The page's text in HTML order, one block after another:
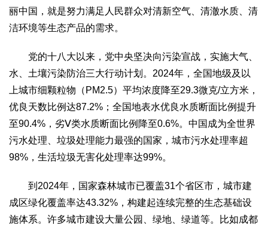
丽中国，就是努力满足人民群众对清新空气、清澈水质、清
洁环境等生态产品的需求。
党的十八大以来，党中央坚决向污染宣战，实施大气、
水、土壤污染防治三大行动计划。2024年，全国地级及以
上城市细颗粒物（PM2.5）平均浓度降至29.3微克/立方米，
优良天数比例达87.2%；全国地表水优良水质断面比例提升
至90.4%，劣Ⅴ类水质断面比例降至0.6%。中国成为全世界
污水处理、垃圾处理能力最强的国家，城市污水处理率超
98%，生活垃圾无害化处理率达99%。
到2024年，国家森林城市已覆盖31个省区市，城市建
成区绿化覆盖率达43.32%，构建起连续完整的生态基础设
施体系。许多城市建设大量公园、绿地、绿道等。比如成都